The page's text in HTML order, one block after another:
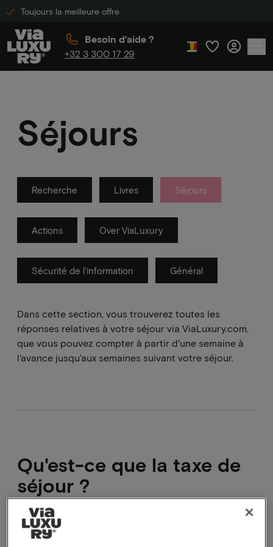
Toujours la meilleure offre
Besoin d'aide ?
+32 3 300 17 29
Séjours
Recherche Livres Séjours
Actions Over ViaLuxury
Sécurité de l'information Général
Dans cette section, vous trouverez toutes les
réponses relatives à votre séjour via ViaLuxury.com,
que vous pouvez compter à partir d'une semaine à
l'avance jusqu'aux semaines suivant votre séjour.
Qu'est-ce que la taxe de
séjour ?
La taxe de séjour est une taxe
municipale/touristique. La municipalité impose une